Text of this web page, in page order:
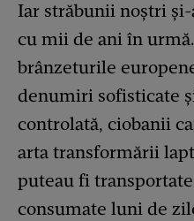
Iar străbunii noștri și-
cu mii de ani în
brânzeturile
denumiri sofisticate
controlată, ciobanii
arta transformării
puteau fi
consumate luni de